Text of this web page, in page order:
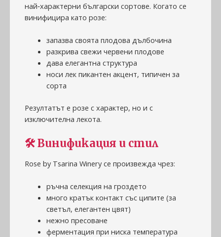
най‑характерни български сортове. Когато се
винифицира като розе:
запазва своята плодова дълбочина
разкрива свежи червени плодове
дава елегантна структура
носи лек пикантен акцент, типичен за
сорта
Резултатът е розе с характер, но и с
изключителна лекота.
🛠️Винификация и стил
Rose by Tsarina Winery се произвежда чрез:
ръчна селекция на гроздето
много кратък контакт със ципите (за
светъл, елегантен цвят)
нежно пресоване
ферментация при ниска температура